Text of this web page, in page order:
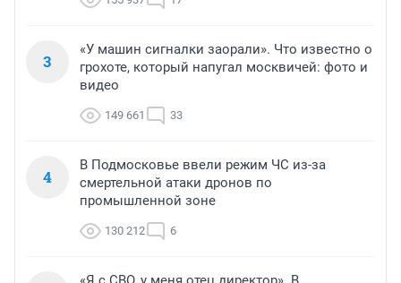
3
«У машин сигналки заорали». Что известно о
грохоте, который напугал москвичей: фото и
видео
149 661 33
4
В Подмосковье ввели режим ЧС из-за
смертельной атаки дронов по
промышленной зоне
130 212 6